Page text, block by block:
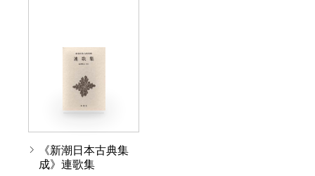
《新潮日本古典集
成》連歌集